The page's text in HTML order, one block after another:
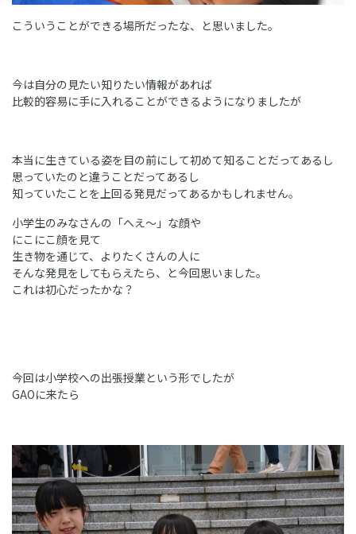
こういうことができる場所だったな、と思いました。
今は自分の見たい知りたい情報があれば
比較的容易に手に入れることができるようになりましたが
本当に生きている姿を目の前にして初めて知ることだってあるし
思っていたのと違うことだってあるし
知っていたことを上回る発見だってあるかもしれません。
小学生のみなさんの「へえ～」な顔や
にこにこ顔を見て
生き物を通じて、よりたくさんの人に
そんな発見をしてもらえたら、と今回思いました。
これは初心だったかな？
今回は小学校への出張授業という形でしたが
GAOに来たら